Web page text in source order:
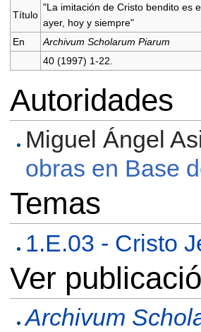
Título
"La imitación de Cristo bendito es
ayer, hoy y siempre"
En
Archivum Scholarum Piarum
40 (1997) 1-22.
Autoridades
Miguel Ángel
obras en Base
Temas
1.E.03 - Cristo
Ver
Archivum